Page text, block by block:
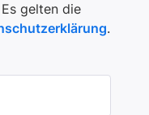
gelten die
.